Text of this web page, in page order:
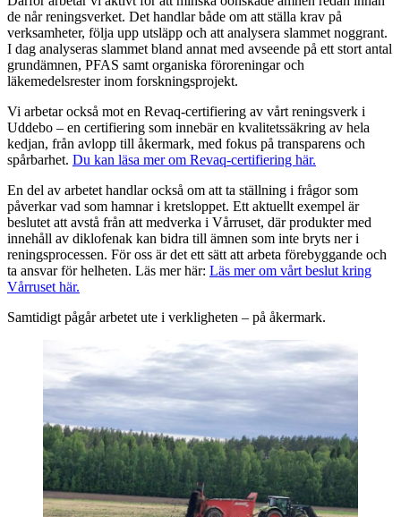
de når reningsverket. Det handlar både om att ställa krav på
verksamheter, följa upp utsläpp och att analysera slammet noggrant.
I dag analyseras slammet bland annat med avseende på ett stort antal
grundämnen, PFAS samt organiska föroreningar och
läkemedelsrester inom forskningsprojekt.
Vi arbetar också mot en Revaq‑certifiering av vårt reningsverk i
Uddebo – en certifiering som innebär en kvalitetssäkring av hela
kedjan, från avlopp till åkermark, med fokus på transparens och
spårbarhet. Du kan läsa mer om Revaq-certifiering här.
En del av arbetet handlar också om att ta ställning i frågor som
påverkar vad som hamnar i kretsloppet. Ett aktuellt exempel är
beslutet att avstå från att medverka i Vårruset, där produkter med
innehåll av diklofenak kan bidra till ämnen som inte bryts ner i
reningsprocessen. För oss är det ett sätt att arbeta förebyggande och
ta ansvar för helheten. Läs mer här: Läs mer om vårt beslut kring
Vårruset här.
Samtidigt pågår arbetet ute i verkligheten – på åkermark.